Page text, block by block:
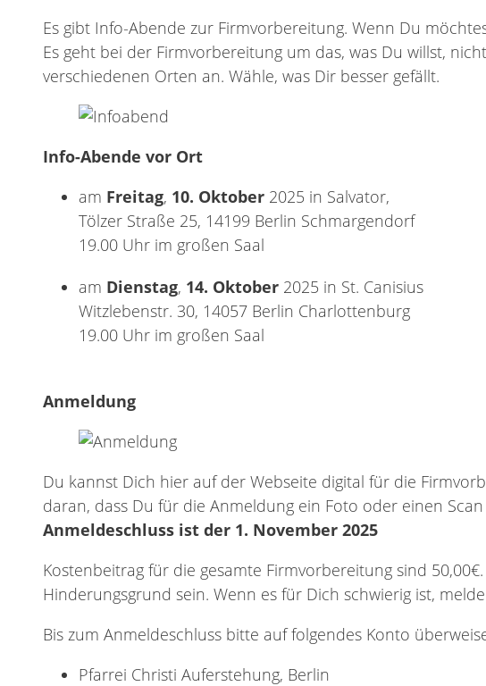
Es gibt Info-Abende zur Firmvorbereitung. Wenn Du
Es geht bei der Firmvorbereitung um das, was Du willst,
verschiedenen Orten an. Wähle, was Dir besser gefällt.
Info-Abende vor Ort
am Freitag, 10. Oktober 2025 in Salvator,
Tölzer Straße 25, 14199 Berlin Schmargendorf
19.00 Uhr im großen Saal
am Dienstag, 14. Oktober 2025 in St. Canisius
Witzlebenstr. 30, 14057 Berlin Charlottenburg
19.00 Uhr im großen Saal
Anmeldung
Du kannst Dich hier auf der Webseite digital für die
daran, dass Du für die Anmeldung ein Foto oder einen
Anmeldeschluss ist der 1. November 2025
Kostenbeitrag für die gesamte Firmvorbereitung sind
Hinderungsgrund sein. Wenn es für Dich schwierig ist,
Bis zum Anmeldeschluss bitte auf folgendes Konto
Pfarrei Christi Auferstehung, Berlin